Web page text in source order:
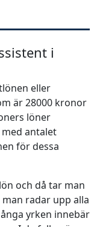
i
eller
är 28000 kronor
löner
antalet
för dessa
och då tar man
radar upp alla
yrken innebär